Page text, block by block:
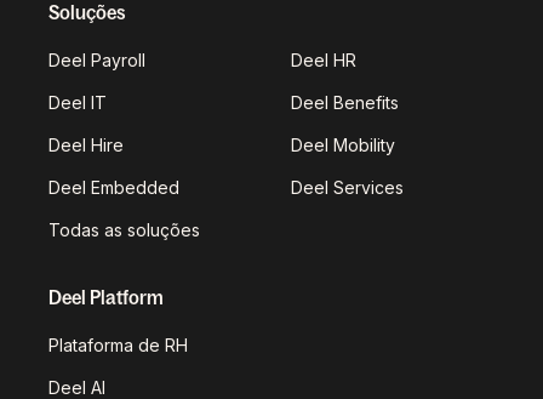
Soluções
Deel Payroll Deel HR
Deel IT Deel Benefits
Deel Hire Deel Mobility
Deel Embedded Deel Services
Todas as soluções
Deel Platform
Plataforma de RH
Deel AI